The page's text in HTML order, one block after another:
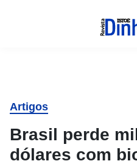
Artigos
Brasil perde
dólares com